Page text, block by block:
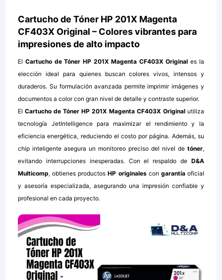
Cartucho de Tóner HP 201X Magenta
CF403X Original – Colores vibrantes para
impresiones de alto impacto
El Cartucho de Tóner HP 201X Magenta CF403X Original es la
elección ideal para quienes buscan colores vivos, intensos y
duraderos. Su formulación avanzada permite imprimir imágenes y
documentos a color con gran nivel de detalle y contraste superior.
ElCartucho de Tóner HP 201X Magenta CF403X Originalutiliza
tecnología JetIntelligence para maximizar el rendimiento y la
eficiencia energética, reduciendo el costo por página. Además, su
chip inteligente asegura un monitoreo preciso del nivel detóner,
evitando interrupciones inesperadas. Con el respaldo de D&A
Multicomp, obtienes productos HP originales con garantíaoficial
y asesoría especializada, asegurando una impresión confiable y
profesional en cada proyecto.